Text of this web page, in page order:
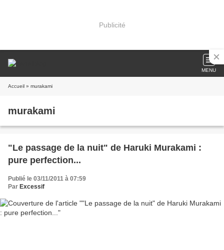
Publicité
MENU
Accueil » murakami
murakami
"Le passage de la nuit" de Haruki Murakami :
pure perfection...
Publié le 03/11/2011 à 07:59
Par Excessif